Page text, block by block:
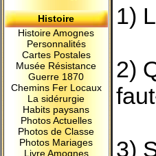
Histoire
Histoire Amognes
Personnalités
Cartes Postales
Musée Résistance
Guerre 1870
Chemins Fer Locaux
La sidérurgie
Habits paysans
Photos Actuelles
Photos de Classe
Photos Mariages
Livre Amognes
1)
2)
3)